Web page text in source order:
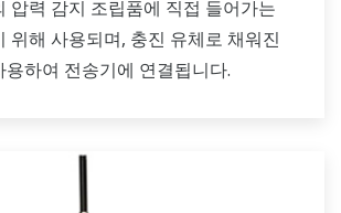
압력 감지 조립품에 직접 들어가는
위해 사용되며, 충진 유체로 채워진
용하여 전송기에 연결됩니다.